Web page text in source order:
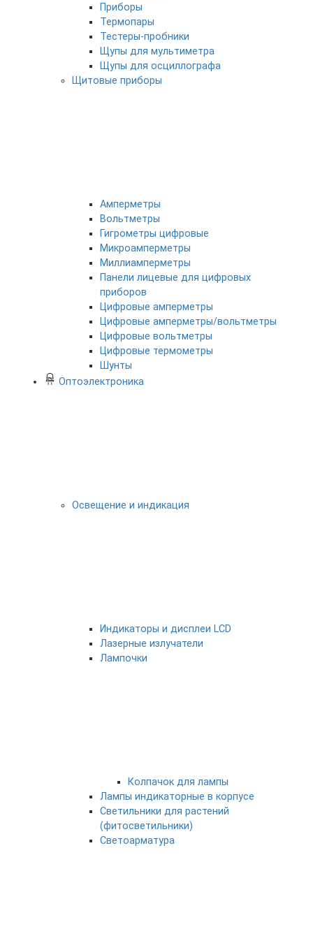
Приборы
Термопары
Тестеры-пробники
Щупы для мультиметра
Щупы для осциллографа
Щитовые приборы
Амперметры
Вольтметры
Гигрометры цифровые
Микроамперметры
Миллиамперметры
Панели лицевые для цифровых
приборов
Цифровые амперметры
Цифровые амперметры/вольтметры
Цифровые вольтметры
Цифровые термометры
Шунты
Оптоэлектроника
Освещение и индикация
Индикаторы и дисплеи LCD
Лазерные излучатели
Лампочки
Колпачок для лампы
Лампы индикаторные в корпусе
Светильники для растений
(фитосветильники)
Светоарматура